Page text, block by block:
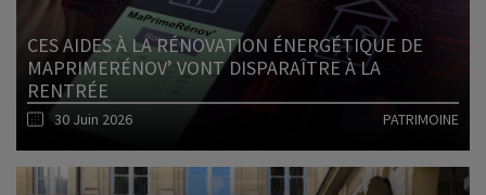
CES AIDES À LA RÉNOVATION ÉNERGÉTIQUE DE
MAPRIMERÉNOV’ VONT DISPARAÎTRE À LA
RENTRÉE
30 Juin 2026 PATRIMOINE
Lire l'article